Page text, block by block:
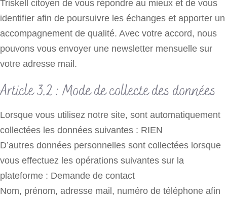
Triskell citoyen de vous répondre au mieux et de vous
identifier afin de poursuivre les échanges et apporter un
accompagnement de qualité. Avec votre accord, nous
pouvons vous envoyer une newsletter mensuelle sur
votre adresse mail.
Article 3.2 : Mode de collecte des données
Lorsque vous utilisez notre site, sont automatiquement
collectées les données suivantes : RIEN
D’autres données personnelles sont collectées lorsque
vous effectuez les opérations suivantes sur la
plateforme : Demande de contact
Nom, prénom, adresse mail, numéro de téléphone afin